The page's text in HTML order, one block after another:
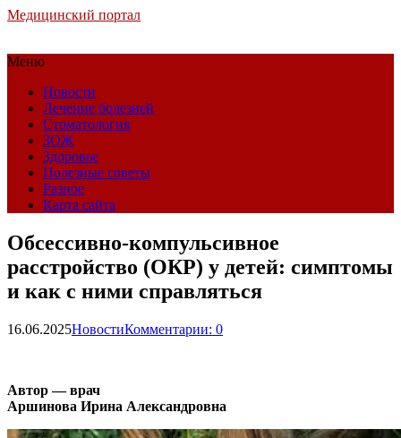
Медицинский портал
Меню
Новости
Лечение болезней
Стоматология
ЗОЖ
Здоровье
Полезные советы
Разное
Карта сайта
Обсессивно-компульсивное
расстройство (ОКР) у детей: симптомы
и как с ними справляться
16.06.2025НовостиКомментарии: 0
Автор — врач
Аршинова Ирина Александровна